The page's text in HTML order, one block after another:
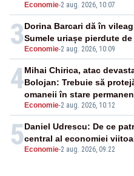
Economie-2 aug. 2026, 10:07
3 Economie-2 aug. 2026, 10:09
Dorina Barcari dă în
Sumele uriașe pierdute
4
Economie-2 aug. 2026, 10:12
Mihai Chirica, atac
Bolojan: Trebuie să
omaneii în stare
5 Economie-2 aug. 2026, 09:22
Daniel Udrescu: De ce
central al economiei